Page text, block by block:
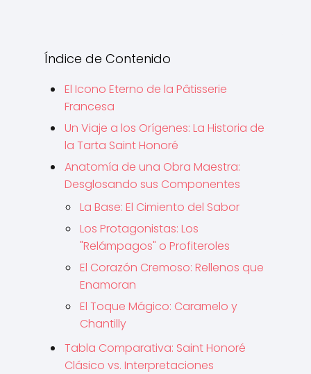
Índice de Contenido
El Icono Eterno de la Pâtisserie
Francesa
Un Viaje a los Orígenes: La Historia de
la Tarta Saint Honoré
Anatomía de una Obra Maestra:
Desglosando sus Componentes
La Base: El Cimiento del Sabor
Los Protagonistas: Los
"Relámpagos" o Profiteroles
El Corazón Cremoso: Rellenos que
Enamoran
El Toque Mágico: Caramelo y
Chantilly
Tabla Comparativa: Saint Honoré
Clásico vs. Interpretaciones